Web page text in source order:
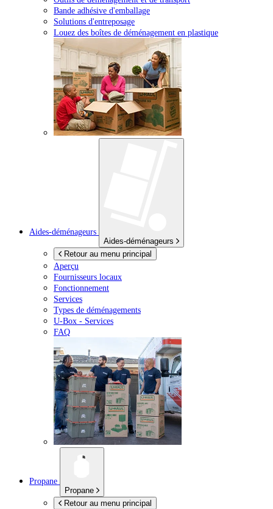
Bande adhésive d'emballage
Solutions d'entreposage
Louez des boîtes de déménagement en plastique
Aides-déménageurs
Aides-déménageurs
Retour au menu principal
Aperçu
Fournisseurs locaux
Fonctionnement
Services
Types de déménagements
U-Box - Services
FAQ
Propane
Propane
Retour au menu principal